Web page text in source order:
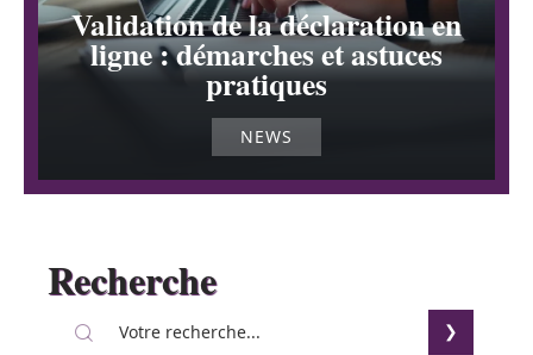
Validation de la déclaration en
ligne : démarches et astuces
pratiques
NEWS
Recherche